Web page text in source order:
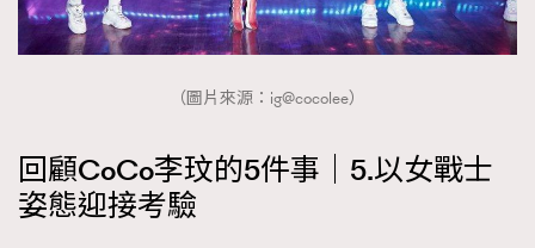
（圖片來源：ig@cocolee）
回顧CoCo李玟的5件事｜5.以女戰士
姿態迎接考驗